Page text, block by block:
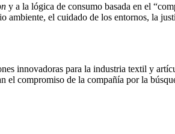
y a la lógica de consumo basada en el
el cuidado de los entornos, la
innovadoras para la industria textil y
compromiso de la compañía por la